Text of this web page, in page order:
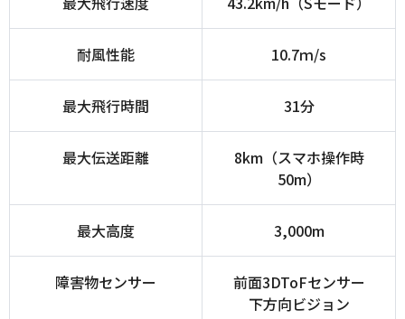
耐風性能 10.7ｍ/s
最大飛行時間 31分
最大伝送距離
8km（スマホ操作時
50m）
最大高度 3,000m
障害物センサー
前面3DToFセンサー
下方向ビジョン